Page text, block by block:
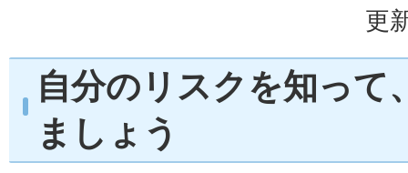
更
自分のリスクを知って
ましょう